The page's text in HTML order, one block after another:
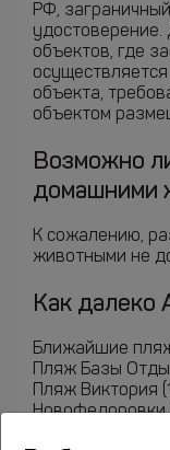
РФ,
удостоверение.
объектов, где
объекта,
объектом
Возможно
домашними
К сожалению,
животными не
Как далеко
Ближайшие
Пляж Базы
Пляж Виктория
Новофедоровки